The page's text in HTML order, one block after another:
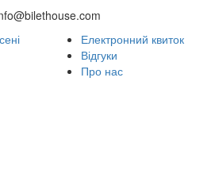
Електронний квиток
Відгуки
Про нас